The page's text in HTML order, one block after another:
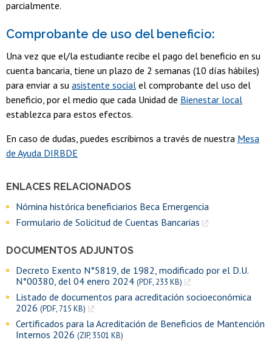
ENLACES RELACIONADOS
Nómina histórica beneficiarios Beca Emergencia
Formulario de Solicitud de Cuentas Bancarias
DOCUMENTOS ADJUNTOS
Decreto Exento N°5819, de 1982, modificado por el D.U.
N°00380, del 04 enero 2024 (PDF, 233 KB)
Listado de documentos para acreditación socioeconómica
2026 (PDF, 715 KB)
Certificados para la Acreditación de Beneficios de Mantención
Internos 2026 (ZIP, 3501 KB)
parcialmente.
Comprobante de uso del beneficio:
Una vez que el/la estudiante recibe el pago del beneficio en su
cuenta bancaria, tiene un plazo de 2 semanas (10 días hábiles)
para enviar a su asistente social el comprobante del uso del
beneficio, por el medio que cada Unidad de Bienestar local
establezca para estos efectos.
En caso de dudas, puedes escribirnos a través de nuestra Mesa
de Ayuda DIRBDE